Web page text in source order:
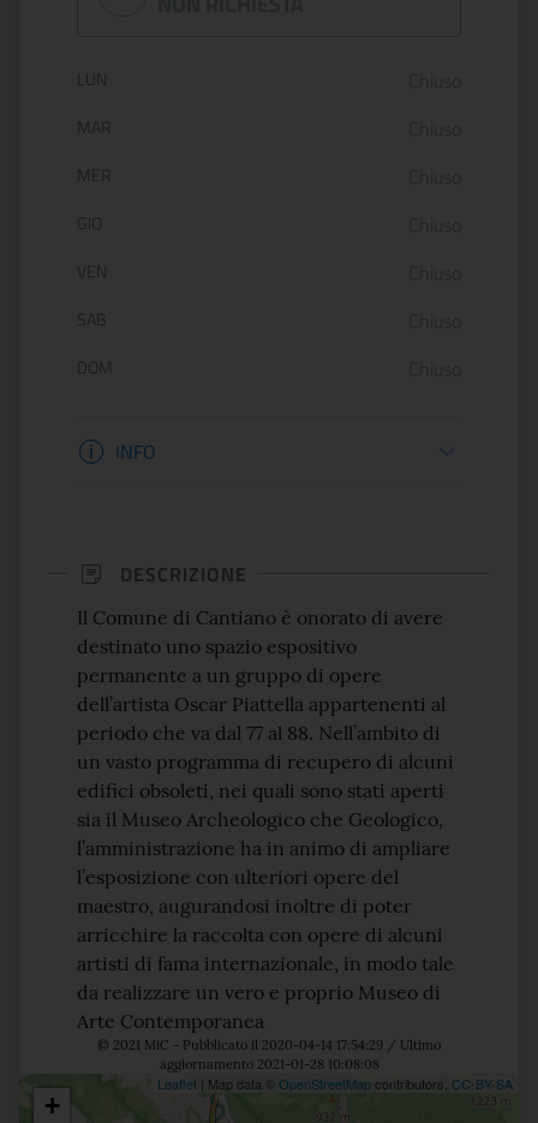
Orario di apertura:
LUN
MAR
MER
GIO
VEN
SAB
DOM
Informazioni apertura
INFO
DESCRIZIONE
Il Comune di Cantiano è onorato di avere
destinato uno spazio espositivo
permanente a un gruppo di opere
dell’artista Oscar Piattella appartenenti al
periodo che va dal 77 al 88. Nell’ambito di
un vasto programma di recupero di alcuni
edifici obsoleti, nei quali sono stati aperti
sia il Museo Archeologico che Geologico,
l’amministrazione ha in animo di ampliare
l’esposizione con ulteriori opere del
maestro, augurandosi inoltre di poter
arricchire la raccolta con opere di alcuni
artisti di fama internazionale, in modo tale
da realizzare un vero e proprio Museo di
Arte Contemporanea
© 2021 MiC - Pubblicato il 2020-04-14 17:54:29 / Ultimo
aggiornamento 2021-01-28 10:08:08
+
Leaflet | Map data © OpenStreetMap contributors, CC-BY-SA